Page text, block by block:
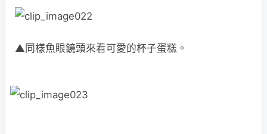
▲同樣魚眼鏡頭來看可愛的杯子蛋糕。